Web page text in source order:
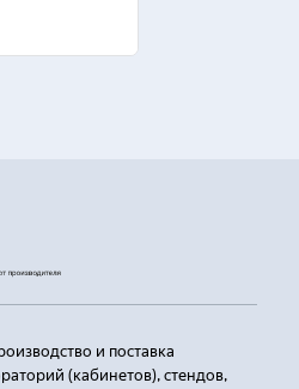
и поставка
(кабинетов), стендов,